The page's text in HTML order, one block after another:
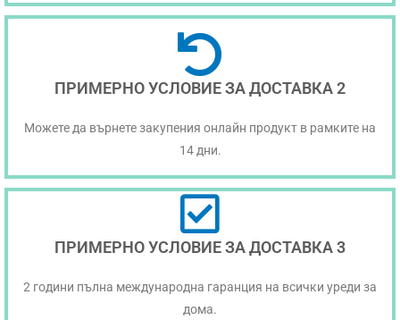
ПРИМЕРНО УСЛОВИЕ ЗА ДОСТАВКА 2
Можете да върнете закупения онлайн продукт в рамките на
14 дни.
ПРИМЕРНО УСЛОВИЕ ЗА ДОСТАВКА 3
2 години пълна международна гаранция на всички уреди за
дома.